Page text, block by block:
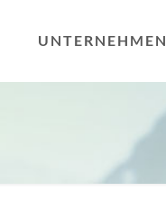
UNTERNEHMEN